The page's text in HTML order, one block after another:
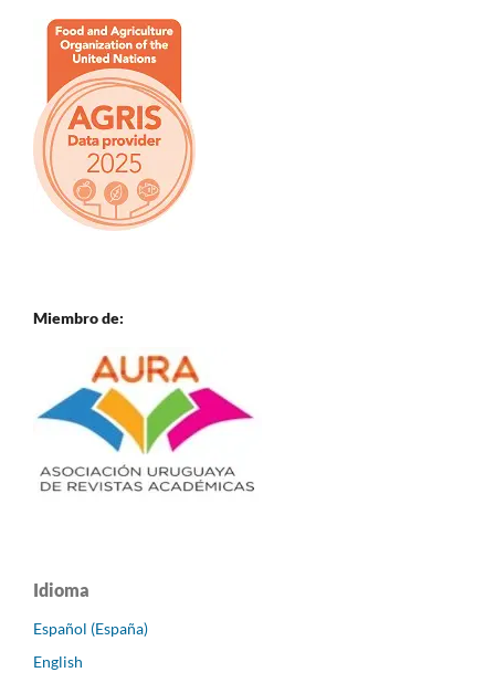
Miembro de:
Idioma
Español (España)
English